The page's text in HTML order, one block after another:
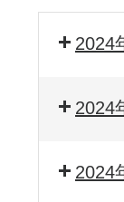
2024
2024
2024